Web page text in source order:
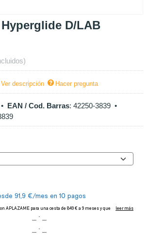
D/LAB
Ver descripción Hacer pregunta
• EAN / Cod. Barras: 42250-3839 •